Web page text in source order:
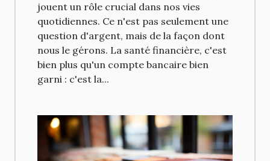
jouent un rôle crucial dans nos vies
quotidiennes. Ce n'est pas seulement une
question d'argent, mais de la façon dont
nous le gérons. La santé financière, c'est
bien plus qu'un compte bancaire bien
garni : c'est la...